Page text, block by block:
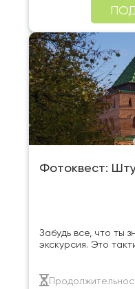
Фотоквест:
Забудь все, что ты
экскурсия. Это